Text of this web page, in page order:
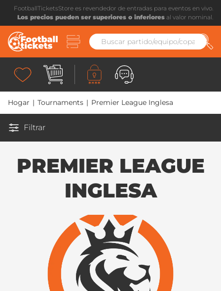
FootballTicketsStore es revendedor de entradas para eventos en vivo.
Los precios pueden ser superiores o inferiores al valor nominal.
Hogar | Tournaments | Premier League Inglesa
PREMIER LEAGUE
INGLESA
Filtrar